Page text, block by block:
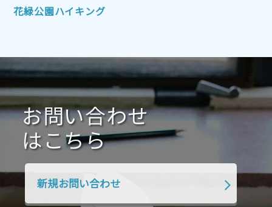
2021年10月 2021年9月
2021年1月 2020年12月 2020年11月
2020年10月 2020年9月 2020年8月
2020年7月 2020年6月 2020年5月
2020年4月 2020年3月 2020年2月
2019年10月 2019年9月
花緑公園ハイキング
お問い合わせ
はこちら
新規お問い合わせ